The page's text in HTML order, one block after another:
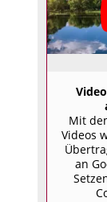
Mit
Videos
an